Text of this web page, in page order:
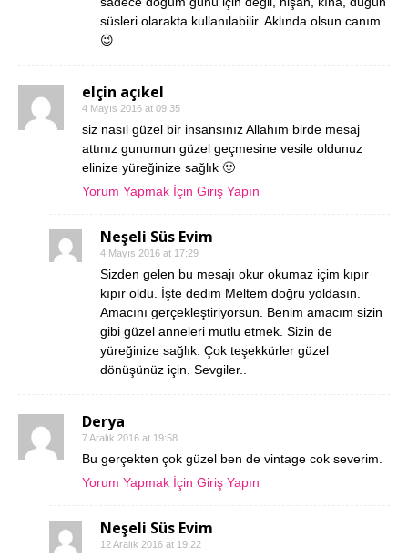
süsleri olarakta kullanılabilir. Aklında olsun canım
😉
elçin açıkel
4 Mayıs 2016 at 09:35
siz nasıl güzel bir insansınız Allahım birde mesaj
attınız gunumun güzel geçmesine vesile oldunuz
elinize yüreğinize sağlık 🙂
Yorum Yapmak İçin Giriş Yapın
Neşeli Süs Evim
4 Mayıs 2016 at 17:29
Sizden gelen bu mesajı okur okumaz içim kıpır
kıpır oldu. İşte dedim Meltem doğru yoldasın.
Amacını gerçekleştiriyorsun. Benim amacım sizin
gibi güzel anneleri mutlu etmek. Sizin de
yüreğinize sağlık. Çok teşekkürler güzel
dönüşünüz için. Sevgiler..
Derya
7 Aralık 2016 at 19:58
Bu gerçekten çok güzel ben de vintage cok severim.
Yorum Yapmak İçin Giriş Yapın
Neşeli Süs Evim
12 Aralık 2016 at 19:22